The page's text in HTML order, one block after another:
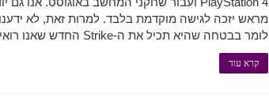
לומר בבטחה שהיא תכיל את ה-Strike החדש שאנו רואים בכל פינה מאז חשיפת …
קרא עוד